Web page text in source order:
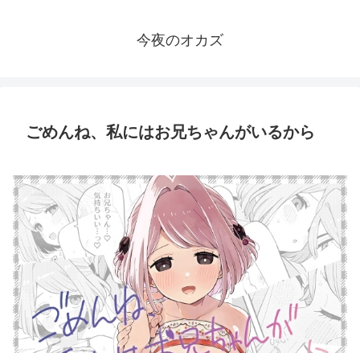
今夜のオカズ
ごめんね、私にはお兄ちゃんがいるから